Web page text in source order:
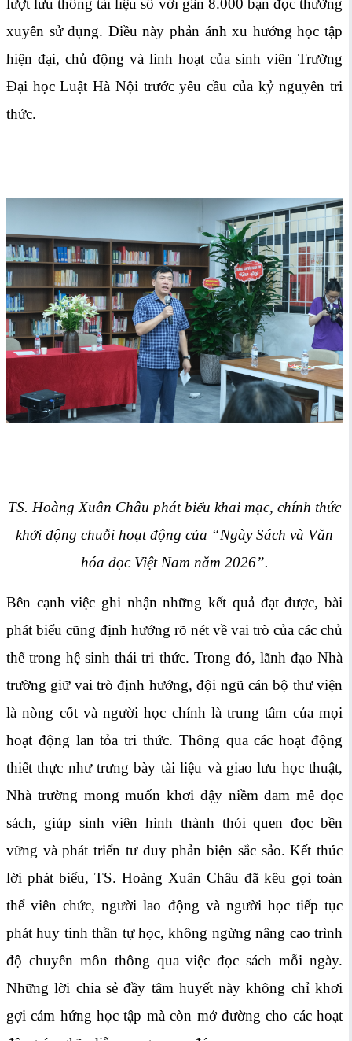
lượt lưu thông tài liệu số với gần 8.000 bạn đọc thường
xuyên sử dụng. Điều này phản ánh xu hướng học tập
hiện đại, chủ động và linh hoạt của sinh viên Trường
Đại học Luật Hà Nội trước yêu cầu của kỷ nguyên tri
thức.
TS. Hoàng Xuân Châu phát biểu khai mạc, chính thức
khởi động chuỗi hoạt động của “Ngày Sách và Văn
hóa đọc Việt Nam năm 2026”.
Bên cạnh việc ghi nhận những kết quả đạt được, bài
phát biểu cũng định hướng rõ nét về vai trò của các chủ
thể trong hệ sinh thái tri thức. Trong đó, lãnh đạo Nhà
trường giữ vai trò định hướng, đội ngũ cán bộ thư viện
là nòng cốt và người học chính là trung tâm của mọi
hoạt động lan tỏa tri thức. Thông qua các hoạt động
thiết thực như trưng bày tài liệu và giao lưu học thuật,
Nhà trường mong muốn khơi dậy niềm đam mê đọc
sách, giúp sinh viên hình thành thói quen đọc bền
vững và phát triển tư duy phản biện sắc sảo. Kết thúc
lời phát biểu, TS. Hoàng Xuân Châu đã kêu gọi toàn
thể viên chức, người lao động và người học tiếp tục
phát huy tinh thần tự học, không ngừng nâng cao trình
độ chuyên môn thông qua việc đọc sách mỗi ngày.
Những lời chia sẻ đầy tâm huyết này không chỉ khơi
gợi cảm hứng học tập mà còn mở đường cho các hoạt